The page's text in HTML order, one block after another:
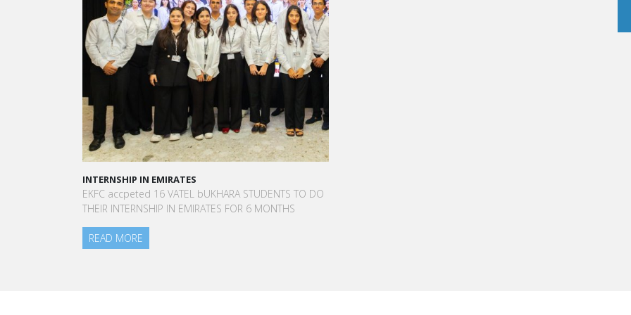
INTERNSHIP IN EMIRATES
EKFC accpeted 16 VATEL bUKHARA STUDENTS TO DO
THEIR INTERNSHIP IN EMIRATES FOR 6 MONTHS
“Vatel made me more open-minded and allowed me
to meet people who contributed to making me who I